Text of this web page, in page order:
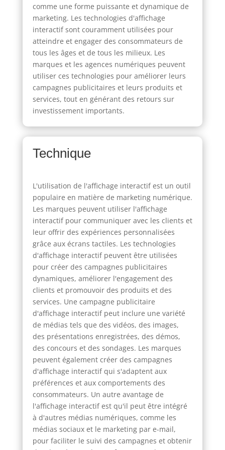
comme une forme puissante et dynamique de
marketing. Les technologies d'affichage
interactif sont couramment utilisées pour
atteindre et engager des consommateurs de
tous les âges et de tous les milieux. Les
marques et les agences numériques peuvent
utiliser ces technologies pour améliorer leurs
campagnes publicitaires et leurs produits et
services, tout en générant des retours sur
investissement importants.
Technique
L'utilisation de l'affichage interactif est un outil
populaire en matière de marketing numérique.
Les marques peuvent utiliser l'affichage
interactif pour communiquer avec les clients et
leur offrir des expériences personnalisées
grâce aux écrans tactiles. Les technologies
d'affichage interactif peuvent être utilisées
pour créer des campagnes publicitaires
dynamiques, améliorer l'engagement des
clients et promouvoir des produits et des
services. Une campagne publicitaire
d'affichage interactif peut inclure une variété
de médias tels que des vidéos, des images,
des présentations enregistrées, des démos,
des concours et des sondages. Les marques
peuvent également créer des campagnes
d'affichage interactif qui s'adaptent aux
préférences et aux comportements des
consommateurs. Un autre avantage de
l'affichage interactif est qu'il peut être intégré
à d'autres médias numériques, comme les
médias sociaux et le marketing par e-mail,
pour faciliter le suivi des campagnes et obtenir